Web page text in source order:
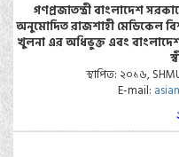
গণপ্রজাতন্ত্রী বাংলাদেশ
অনুমোদিত রাজশাহী মেডিকেল
খুলনা এর অধিভুক্ত এবং
স্থাপিত: ২০১৬,
E-mail: